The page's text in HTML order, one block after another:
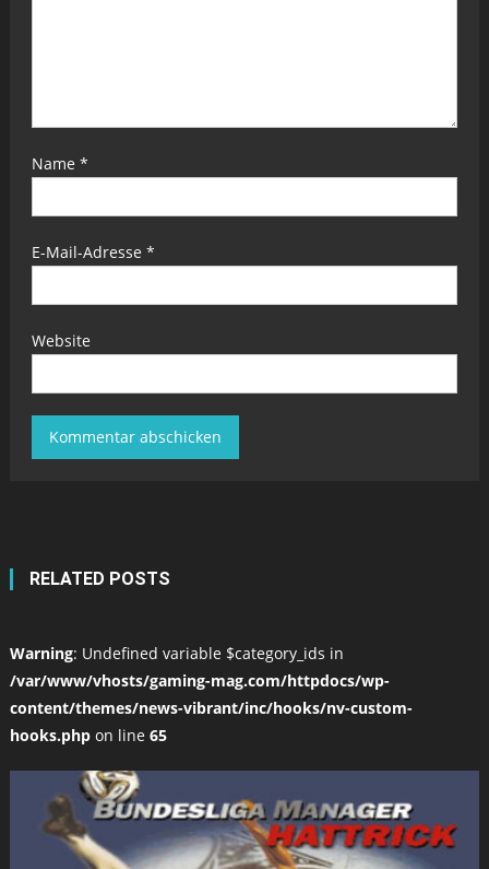
Name *
E-Mail-Adresse *
Website
RELATED POSTS
Warning: Undefined variable $category_ids in
/var/www/vhosts/gaming-mag.com/httpdocs/wp-
content/themes/news-vibrant/inc/hooks/nv-custom-
hooks.phpon line 65